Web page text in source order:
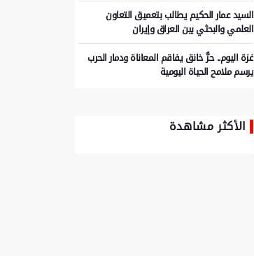
السيد عمار الحكيم يطالب بتعميق التعاون
العلمي والبحثي بين العراق وإيران
غزة اليوم.. حرٌّ خانق يفاقم المعاناة ودمار الحرب
يرسم ملامح الحياة اليومية
الأكثر مشاهدة